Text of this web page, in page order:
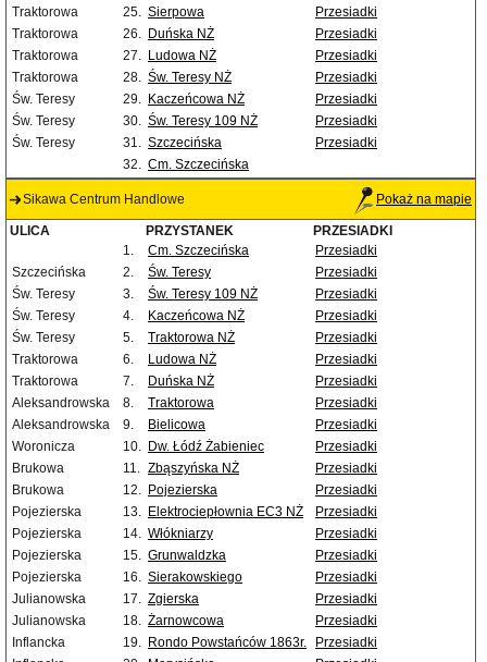
Traktorowa
25. Sierpowa
Przesiadki
Traktorowa
26. Duńska NŻ
Przesiadki
Traktorowa
27. Ludowa NŻ
Przesiadki
Traktorowa
28. Św. Teresy NŻ
Przesiadki
Św. Teresy
29. Kaczeńcowa NŻ
Przesiadki
Św. Teresy
30. Św. Teresy 109 NŻ
Przesiadki
Św. Teresy
31. Szczecińska
Przesiadki
32. Cm. Szczecińska
Sikawa Centrum Handlowe Pokaż na mapie
ULICA PRZYSTANEK
PRZESIADKI
1.
Cm. Szczecińska
Przesiadki
Szczecińska
2. Św. Teresy
Przesiadki
Św. Teresy
3. Św. Teresy 109 NŻ
Przesiadki
Św. Teresy
4. Kaczeńcowa NŻ
Przesiadki
Św. Teresy
5. Traktorowa NŻ
Przesiadki
Traktorowa
6. Ludowa NŻ
Przesiadki
Traktorowa
7. Duńska NŻ
Przesiadki
Aleksandrowska
8. Traktorowa
Przesiadki
Aleksandrowska
9. Bielicowa
Przesiadki
Woronicza
10. Dw. Łódź Żabieniec
Przesiadki
Brukowa
11. Zbąszyńska NŻ
Przesiadki
Brukowa
12. Pojezierska
Przesiadki
Pojezierska
13. Elektrociepłownia EC3 NŻ
Przesiadki
Pojezierska
14. Włókniarzy
Przesiadki
Pojezierska
15. Grunwaldzka
Przesiadki
Pojezierska
16. Sierakowskiego
Przesiadki
Julianowska
17. Zgierska
Przesiadki
Julianowska
18. Żarnowcowa
Przesiadki
Inflancka
19. Rondo Powstańców 1863r.
Przesiadki